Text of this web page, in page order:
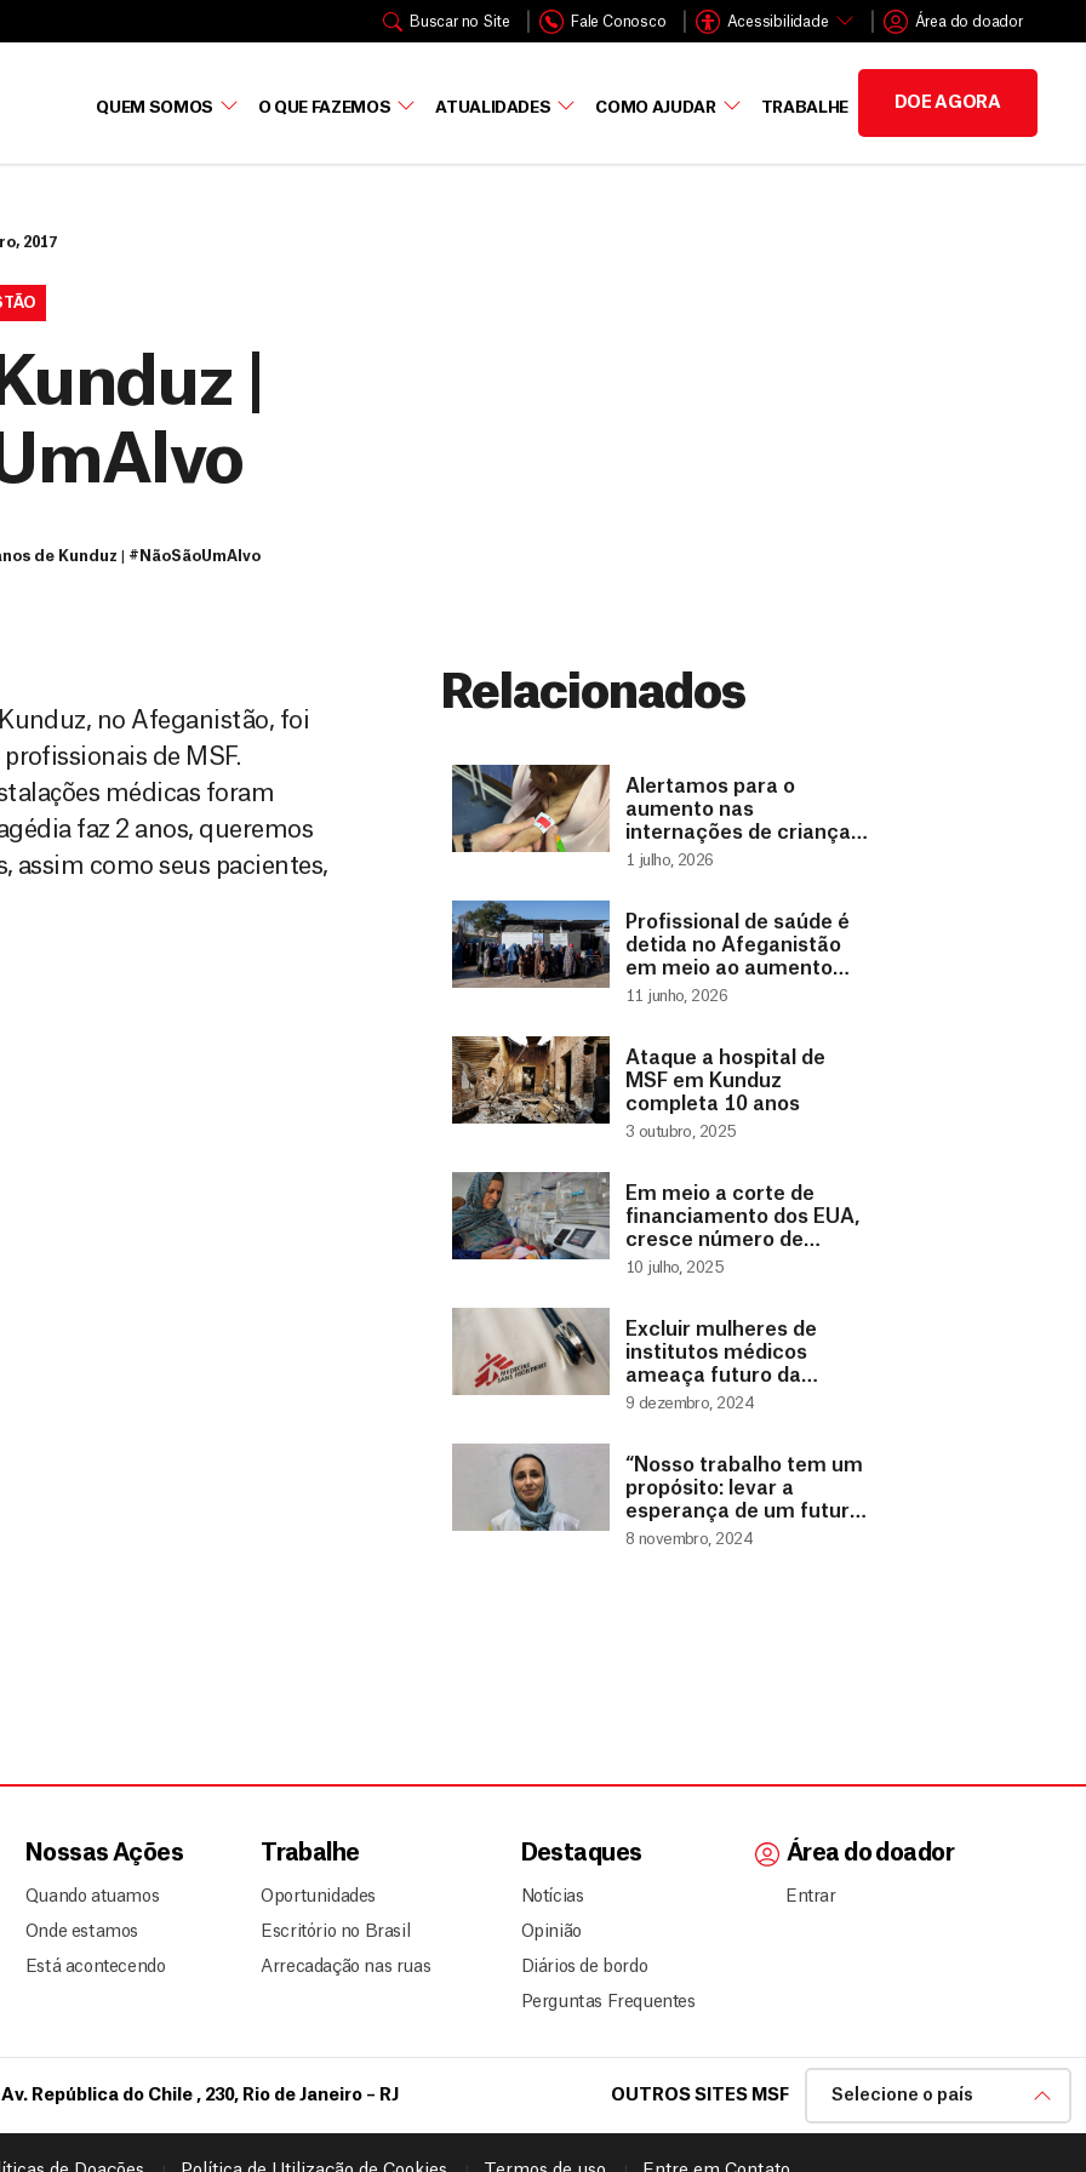
Buscar no Site Fale Conosco Acessibilidade Área do doador
QUEM SOMOS O QUE FAZEMOS ATUALIDADES COMO AJUDAR TRABALHE DOE AGORA
2017
|
de Kunduz | #NãoSãoUmAlvo
no Afeganistão, foi
de MSF.
médicas foram
faz 2 anos, queremos
assim como seus pacientes,
Relacionados
Alertamos para o
aumento nas
internações de crianças
com desnutrição no sul
1 julho, 2026
Profissional de saúde é
detida no Afeganistão
em meio ao aumento
das restrições às
11 junho, 2026
Ataque a hospital de
MSF em Kunduz
completa 10 anos
3 outubro, 2025
Em meio a corte de
financiamento dos EUA,
cresce número de
crianças em hospitais do
10 julho, 2025
Excluir mulheres de
institutos médicos
ameaça futuro da
assistência de saúde no
9 dezembro, 2024
“Nosso trabalho tem um
propósito: levar a
esperança de um futuro
a muitos outros bebês e
8 novembro, 2024
Nossas Ações
Quando atuamos
Onde estamos
Está acontecendo
Trabalhe
Oportunidades
Escritório no Brasil
Arrecadação nas ruas
Destaques
Notícias
Opinião
Diários de bordo
Perguntas Frequentes
Área do doador
Entrar
Av. República do Chile , 230, Rio de Janeiro – RJ OUTROS SITES MSF Selecione o país